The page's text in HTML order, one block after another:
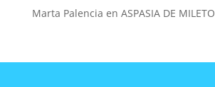
Marta Palencia en ASPASIA DE MILETO